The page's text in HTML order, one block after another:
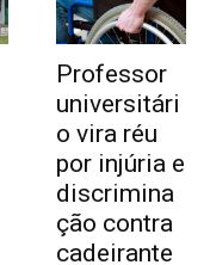
Professor
universitári
o vira réu
por injúria e
discrimina
ção contra
cadeirante